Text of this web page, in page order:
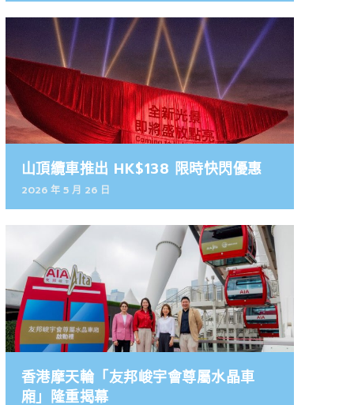
山頂纜車推出 HK$138 限時快閃優惠
2026 年 5 月 26 日
香港摩天輪「友邦峻宇會尊屬水晶車
廂」隆重揭幕